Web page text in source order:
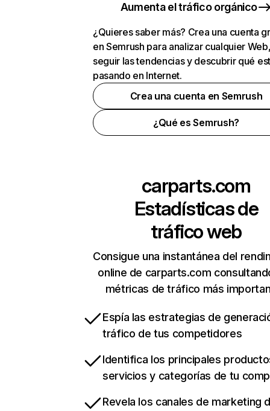
Aumenta el tráfico orgánico
¿Quieres saber más? Crea una cuenta
en Semrush para analizar cualquier
seguir las tendencias y descubrir qué
pasando en Internet.
Crea una cuenta en Semrush
¿Qué es Semrush?
carparts.com
Estadísticas de
tráfico web
Consigue una instantánea del
online de carparts.com
métricas de tráfico más
Espía las estrategias de
tráfico de tus competidores
Identifica los principales
servicios y categorías de tu
Revela los canales de marketing